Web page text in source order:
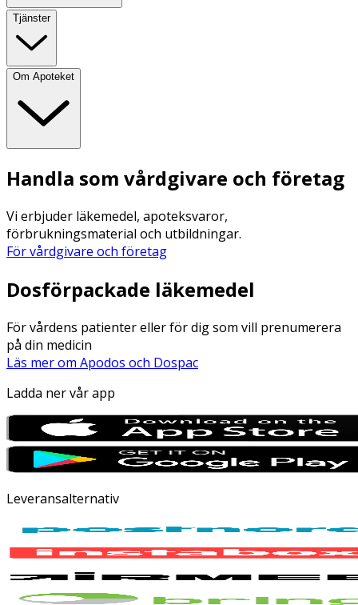
Tjänster
Om Apoteket
Handla som vårdgivare och företag
Vi erbjuder läkemedel, apoteksvaror,
förbrukningsmaterial och utbildningar.
För vårdgivare och företag
Dosförpackade läkemedel
För vårdens patienter eller för dig som vill prenumerera
på din medicin
Läs mer om Apodos och Dospac
Ladda ner vår app
Leveransalternativ